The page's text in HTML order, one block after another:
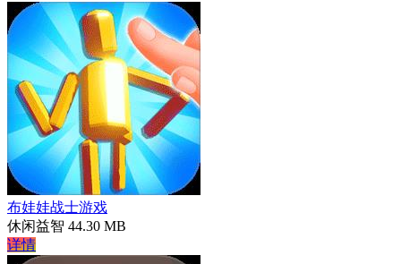
布娃娃战士游戏
休闲益智 44.30 MB
详情